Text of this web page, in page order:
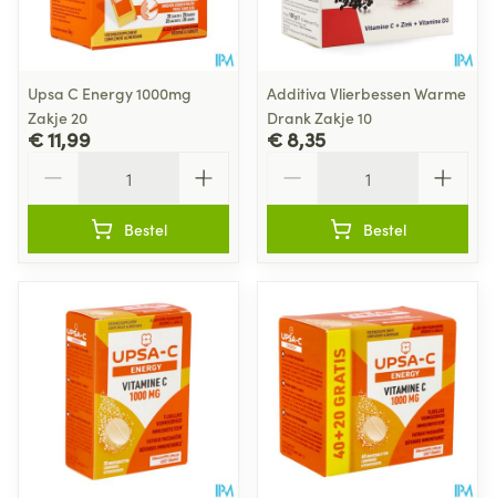
Upsa C Energy 1000mg
Zakje 20
€ 11,99
Bestel
Additiva Vlierbessen Warme
Drank Zakje 10
€ 8,35
Bestel